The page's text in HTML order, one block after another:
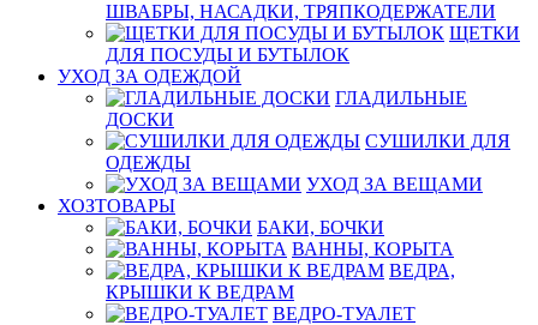
ШВАБРЫ, НАСАДКИ, ТРЯПКОДЕРЖАТЕЛИ
ЩЕТКИ
ДЛЯ ПОСУДЫ И БУТЫЛОК
УХОД ЗА ОДЕЖДОЙ
ГЛАДИЛЬНЫЕ
ДОСКИ
СУШИЛКИ ДЛЯ
ОДЕЖДЫ
УХОД ЗА ВЕЩАМИ
ХОЗТОВАРЫ
БАКИ, БОЧКИ
ВАННЫ, КОРЫТА
ВЕДРА,
КРЫШКИ К ВЕДРАМ
ВЕДРО-ТУАЛЕТ